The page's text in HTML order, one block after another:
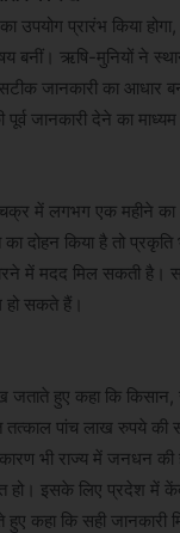
उपयोग प्रारंभ किया
बनीं। ऋषि-मुनियों ने
जानकारी का
पूर्व जानकारी देने का माध्यम
में लगभग एक महीने का
दोहन किया है तो
में मदद मिल सकती है।
सकते हैं।
हुए कहा कि
पांच लाख रुपये की
राज्य में जनधन की
हो। इसके लिए प्रदेश
कहा कि सही जानकारी